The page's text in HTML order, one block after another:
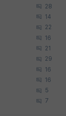
28
14
22
16
21
29
16
16
5
7